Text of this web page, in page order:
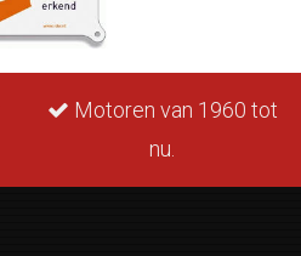
Motoren van 1960 tot
nu.